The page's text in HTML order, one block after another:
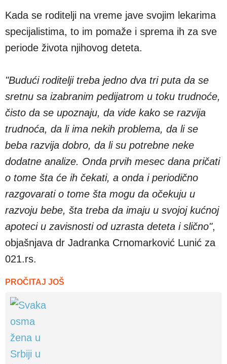
Kada se roditelji na vreme jave svojim lekarima
specijalistima, to im pomaže i sprema ih za sve
periode života njihovog deteta.
"Budući roditelji treba jedno dva tri puta da se
sretnu sa izabranim pedijatrom u toku trudnoće,
čisto da se upoznaju, da vide kako se razvija
trudnoća, da li ima nekih problema, da li se
beba razvija dobro, da li su potrebne neke
dodatne analize. Onda prvih mesec dana pričati
o tome šta će ih čekati, a onda i periodično
razgovarati o tome šta mogu da očekuju u
razvoju bebe, šta treba da imaju u svojoj kućnoj
apoteci u zavisnosti od uzrasta deteta i slično",
objašnjava dr Jadranka Crnomarković Lunić za
021.rs.
PROČITAJ JOŠ